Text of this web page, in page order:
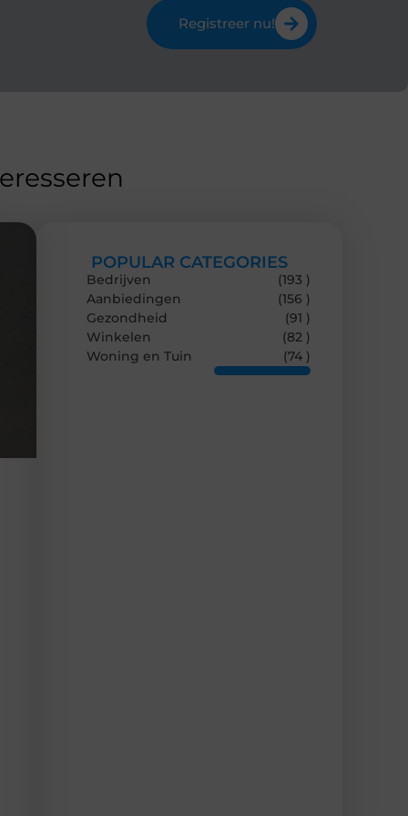
Registreer nu!
POPULAR CATEGORIES
Bedrijven
(193 )
Aanbiedingen
(156 )
Gezondheid
(91 )
Winkelen
(82 )
Woning en Tuin
(74 )